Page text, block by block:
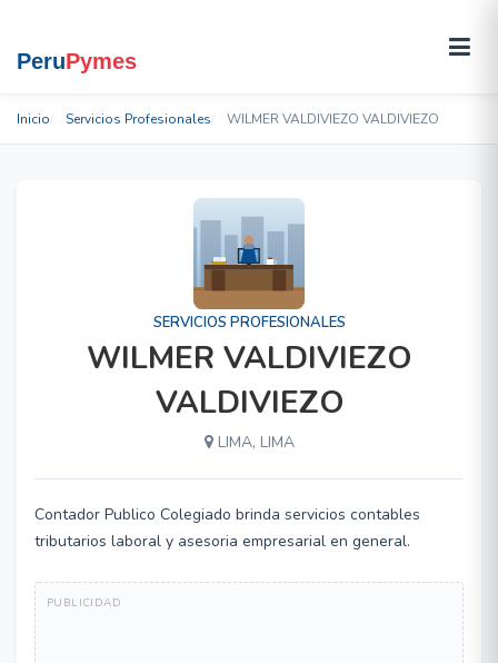
Inicio Servicios Profesionales WILMER VALDIVIEZO VALDIVIEZO
SERVICIOS PROFESIONALES
WILMER VALDIVIEZO
VALDIVIEZO
LIMA, LIMA
Contador Publico Colegiado brinda servicios contables
tributarios laboral y asesoria empresarial en general.